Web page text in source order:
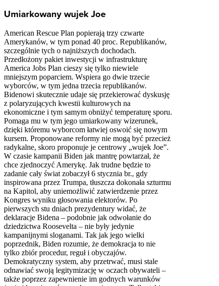
Umiarkowany wujek Joe
American Rescue Plan popierają trzy czwarte
Amerykanów, w tym ponad 40 proc. Republikanów,
szczególnie tych o najniższych dochodach.
Przedłożony pakiet inwestycji w infrastrukturę
America Jobs Plan cieszy się tylko niewiele
mniejszym poparciem. Wspiera go dwie trzecie
wyborców, w tym jedna trzecia republikanów.
Bidenowi skutecznie udaje się przekierować dyskusję
z polaryzujących kwestii kulturowych na
ekonomiczne i tym samym obniżyć temperaturę sporu.
Pomaga mu w tym jego umiarkowany wizerunek,
dzięki któremu wyborcom łatwiej oswoić się nowym
kursem. Proponowane reformy nie mogą być przecież
radykalne, skoro proponuje je centrowy „wujek Joe”.
W czasie kampanii Biden jak mantrę powtarzał, że
chce zjednoczyć Amerykę. Jak trudne będzie to
zadanie cały świat zobaczył 6 stycznia br., gdy
inspirowana przez Trumpa, tłuszcza dokonała szturmu
na Kapitol, aby uniemożliwić zatwierdzenie przez
Kongres wyniku głosowania elektorów. Po
pierwszych stu dniach prezydentury widać, że
deklaracje Bidena – podobnie jak odwołanie do
dziedzictwa Roosevelta – nie były jedynie
kampanijnymi sloganami. Tak jak jego wielki
poprzednik, Biden rozumie, że demokracja to nie
tylko zbiór procedur, reguł i obyczajów.
Demokratyczny system, aby przetrwać, musi stale
odnawiać swoją legitymizację w oczach obywateli –
także poprzez zapewnienie im godnych warunków